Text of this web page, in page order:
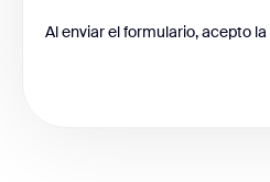
Al enviar el formulario, acepto la